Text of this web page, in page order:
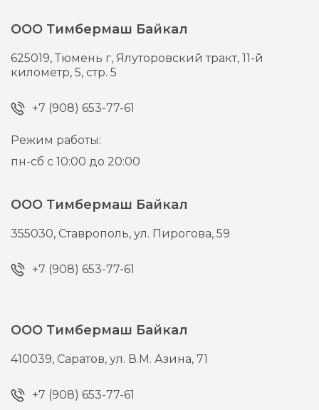
ООО Тимбермаш Байкал
625019,Тюмень г, Ялуторовский тракт, 11-й
километр, 5, стр. 5
+7 (908) 653-77-61
Режим работы:
пн-сб с 10:00 до 20:00
ООО Тимбермаш Байкал
355030, Ставрополь,ул. Пирогова, 59
+7 (908) 653-77-61
ООО Тимбермаш Байкал
410039, Саратов,ул. В.М. Азина, 71
+7 (908) 653-77-61